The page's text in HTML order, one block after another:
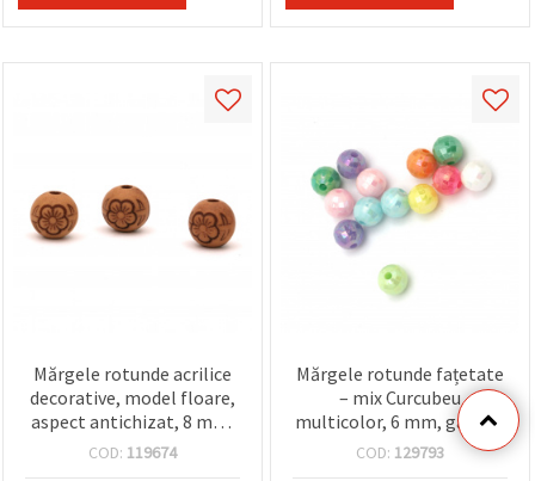
Mărgele rotunde acrilice
decorative, model floare,
aspect antichizat, 8 mm,
gaură 2 mm, maro – 50 g
COD: 119674
Mărgele rotunde fațetate
– mix Curcubeu
multicolor, 6 mm, gaură 1
mm, 20 g (~190 buc.),
COD: 129793